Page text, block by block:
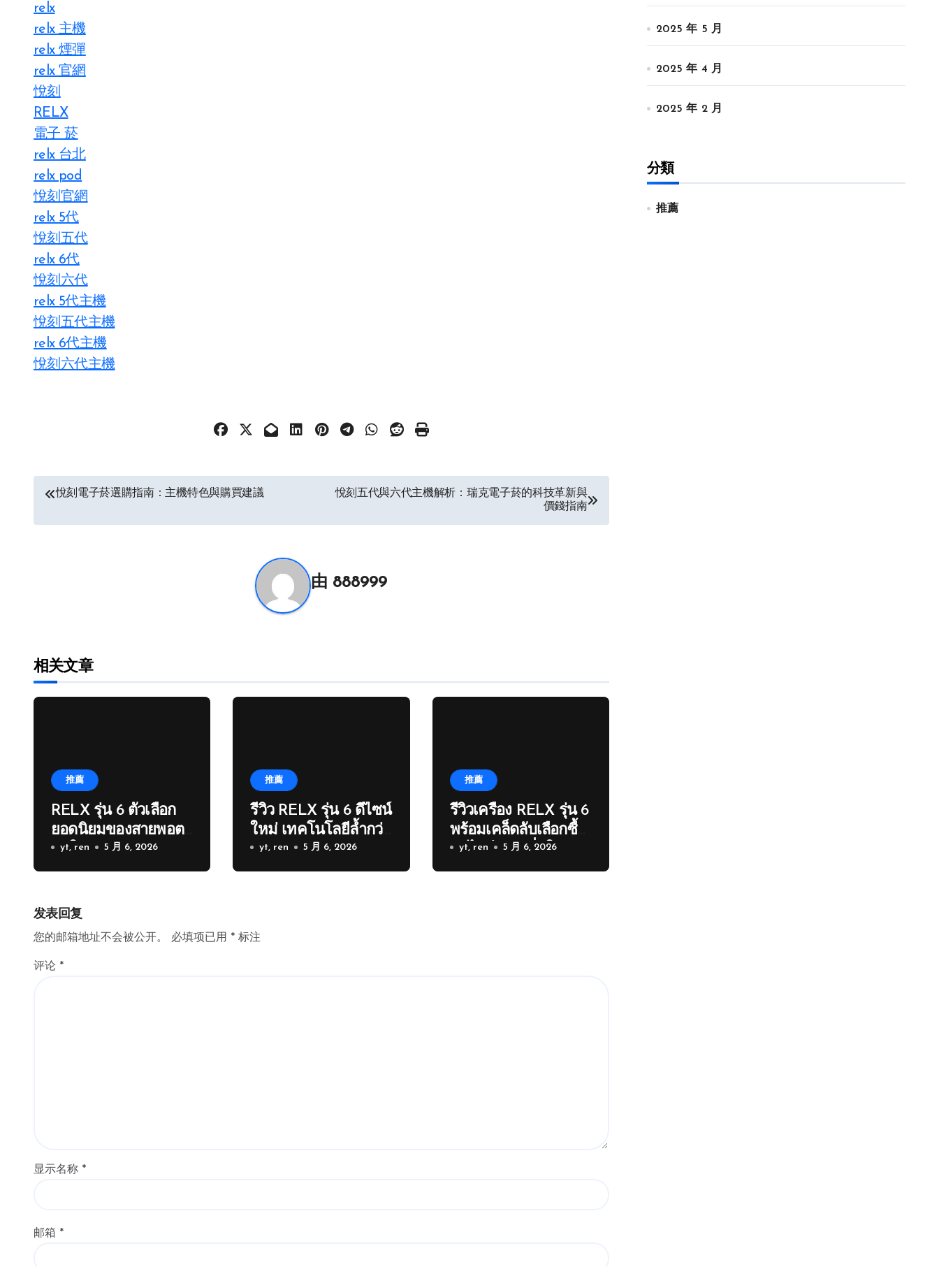
relx
relx 主機
relx 煙彈
relx 官網
悅刻
RELX
電子 菸
relx 台北
relx pod
悅刻官網
relx 5代
悅刻五代
relx 6代
悅刻六代
relx 5代主機
悅刻五代主機
relx 6代主機
悅刻六代主機
文
章
悅刻電子菸選購指南：主機特色與購買建議
悅刻五代與六代主機解析：瑞克電子菸的科技革新與
價錢指南
由 888999
相关文章
推薦
RELX รุ่น 6 ตัวเลือก
ยอดนิยมของสายพอต
ยุคใหม่
yt, ren 5 月 6, 2026
推薦
รีวิว RELX รุ่น 6 ดีไซน์
ใหม่ เทคโนโลยีล้ำกว่า
เดิม
yt, ren 5 月 6, 2026
推薦
รีวิวเครื่อง RELX รุ่น 6
พร้อมเคล็ดลับเลือกซื้อ
อนไลน์อย่างมั่นใจ
yt, ren 5 月 6, 2026
发表回复
您的邮箱地址不会被公开。 必填项已用 * 标注
评论 *
显示名称 *
邮箱 *
2025 年 5 月
2025 年 4 月
2025 年 2 月
分類
推薦